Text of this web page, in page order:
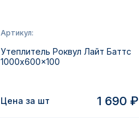
Артикул:
Утеплитель Роквул Лайт Баттс
1000x600x100
Цена за шт 1 690 ₽